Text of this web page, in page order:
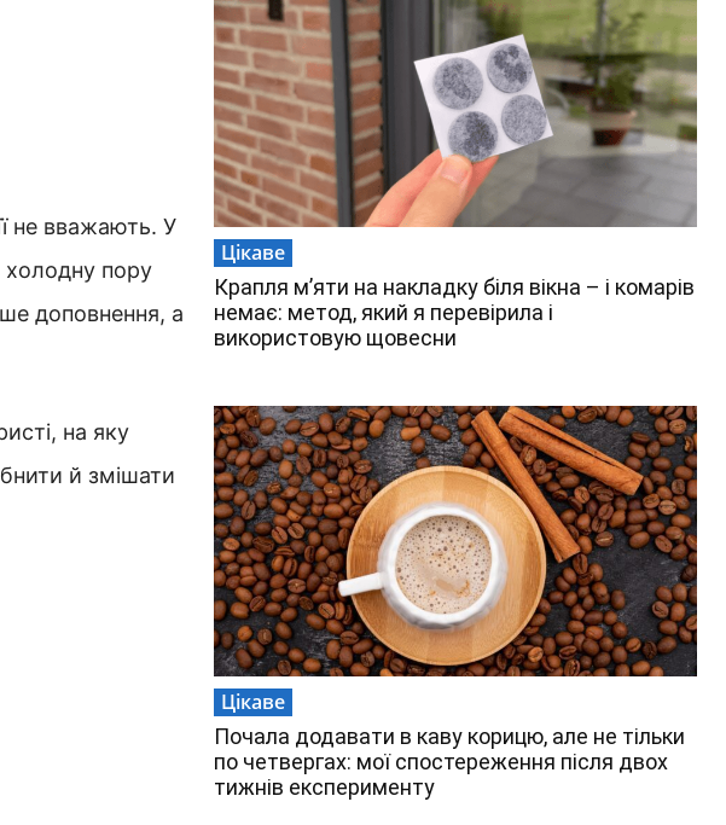
не вважають. У
холодну пору
доповнення, а
на яку
й змішати
Цікаве
Крапля м’яти на накладку біля вікна – і комарів
немає: метод, який я перевірила і
використовую щовесни
Цікаве
Почала додавати в каву корицю, але не тільки
по четвергах: мої спостереження після двох
тижнів експерименту